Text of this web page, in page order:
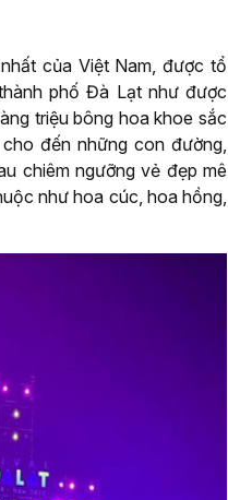
của Việt Nam, được tổ
phố Đà Lạt như được
triệu bông hoa khoe sắc
đến những con đường,
chiêm ngưỡng vẻ đẹp mê
như hoa cúc, hoa hồng,